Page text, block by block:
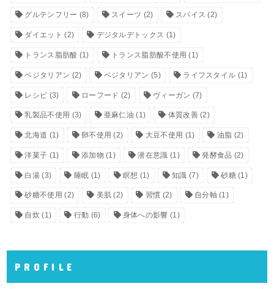
グルテンフリー (8) スイーツ (2) スパイス (2)
ダイエット (2) デジタルデトックス (1)
トランス脂肪酸 (1) トランス脂肪酸不使用 (1)
ベジタリアン (2) ベジタリアン (5) ライフスタイル (1)
レシピ (3) ローフード (2) ヴィーガン (7)
乳製品不使用 (3) 亜麻仁油 (1) 体質改善(2)
北海道 (1) 卵不使用 (2) 大豆不使用 (1) 油脂 (2)
洋菓子 (1) 添加物 (1) 潜在意識 (1) 発酵食品 (2)
白湯 (3) 睡眠 (1) 瞑想 (1) 知識 (7) 砂糖(1)
砂糖不使用 (2) 美肌 (2) 習慣 (2) 自分軸 (1)
自炊 (1) 行動 (6) 身体への影響 (1)
P R O F I L E